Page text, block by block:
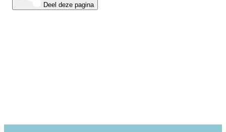
Deel deze pagina